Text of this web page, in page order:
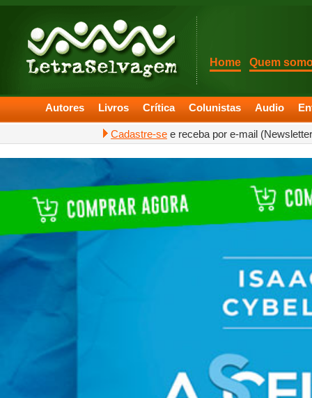
Home Quem
Autores Livros Crítica Colunistas Audio
Cadastre-se e receba por e-mail